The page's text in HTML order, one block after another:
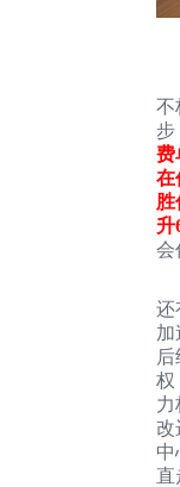
不
步
费
在
胜
升
会
还
加
权
力
改
中
直